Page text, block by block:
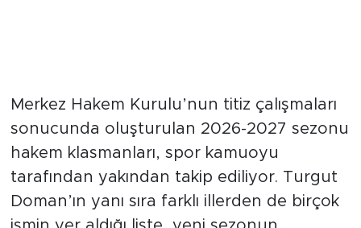
Merkez Hakem Kurulu’nun titiz çalışmaları
sonucunda oluşturulan 2026-2027 sezonu
hakem klasmanları, spor kamuoyu
tarafından yakından takip ediliyor. Turgut
Doman’ın yanı sıra farklı illerden de birçok